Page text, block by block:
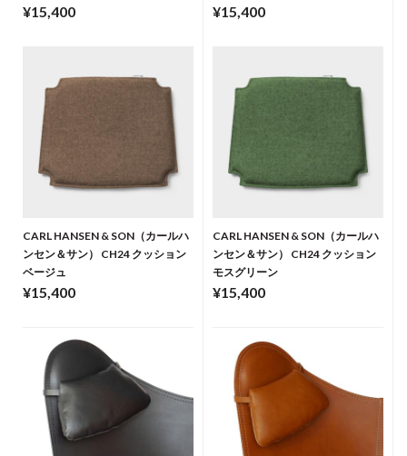
¥15,400 ¥15,400
CARL HANSEN & SON（カールハ
ンセン＆サン） CH24 クッション
ベージュ
¥15,400
CARL HANSEN & SON（カールハ
ンセン＆サン） CH24 クッション
モスグリーン
¥15,400